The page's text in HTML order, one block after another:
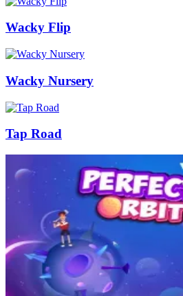
Wacky Flip
Wacky Nursery
Tap Road